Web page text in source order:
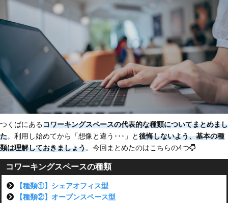
つくばにあるコワーキングスペースの代表的な種類についてまとめまし
た。利用し始めてから「想像と違う･･･」と後悔しないよう、基本の種
類は理解しておきましょう。今回まとめたのはこちらの4つ
コワーキングスペースの種類
【種類①】シェアオフィス型
【種類②】オープンスペース型